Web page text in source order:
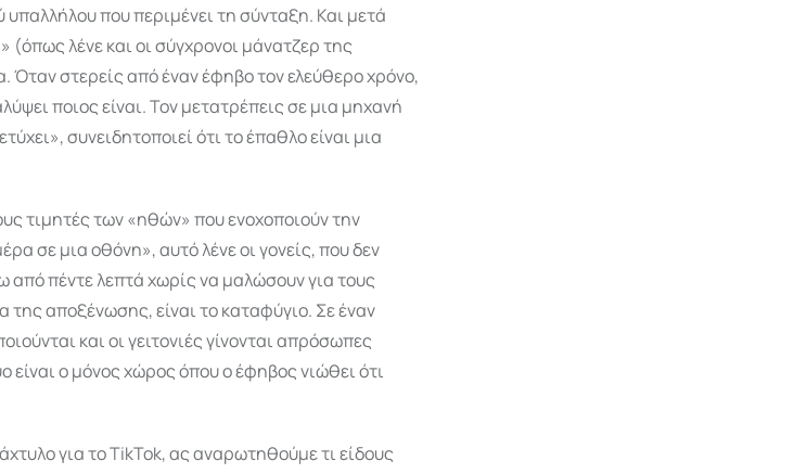
που περιμένει τη σύνταξη. Και μετά
(όπως λένε και οι σύγχρονοι μάνατζερ της
Όταν στερείς από έναν έφηβο τον ελεύθερο χρόνο,
ποιος είναι. Τον μετατρέπεις σε μια μηχανή
συνειδητοποιεί ότι το έπαθλο είναι μια
τιμητές των «ηθών» που ενοχοποιούν την
σε μια οθόνη», αυτό λένε οι γονείς, που δεν
από πέντε λεπτά χωρίς να μαλώσουν για τους
της αποξένωσης, είναι το καταφύγιο. Σε έναν
και οι γειτονιές γίνονται απρόσωπες
ο μόνος χώρος όπου ο έφηβος νιώθει ότι
για το TikTok, ας αναρωτηθούμε τι είδους